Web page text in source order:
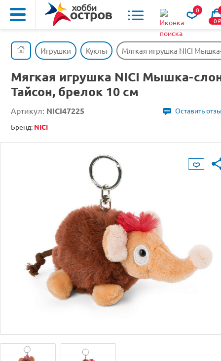
0
0o
Игрушки Куклы Мягкая игрушка NICI
Мягкая игрушка NICI Мышка-
Тайсон, брелок 10 см
Артикул: NICI47225
Оставить
Бренд: NICI